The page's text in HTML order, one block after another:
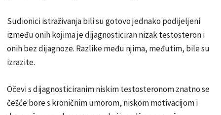
Sudionici istraživanja bili su gotovo jednako podijeljeni
između onih kojima je dijagnosticiran nizak testosteron i
onih bez dijagnoze. Razlike među njima, međutim, bile su
izrazite.
Očevi s dijagnosticiranim niskim testosteronom znatno se
češće bore s kroničnim umorom, niskom motivacijom i